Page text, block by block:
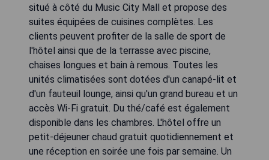
situé à côté du Music City Mall et propose des
suites équipées de cuisines complètes. Les
clients peuvent profiter de la salle de sport de
l'hôtel ainsi que de la terrasse avec piscine,
chaises longues et bain à remous. Toutes les
unités climatisées sont dotées d'un canapé-lit et
d'un fauteuil lounge, ainsi qu'un grand bureau et un
accès Wi-Fi gratuit. Du thé/café est également
disponible dans les chambres. L'hôtel offre un
petit-déjeuner chaud gratuit quotidiennement et
une réception en soirée une fois par semaine. Un